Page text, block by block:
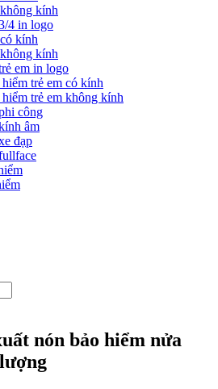
kính
4 in logo
kính
kính
em in logo
trẻ em có kính
trẻ em không kính
công
âm
đạp
nón bảo hiểm nửa